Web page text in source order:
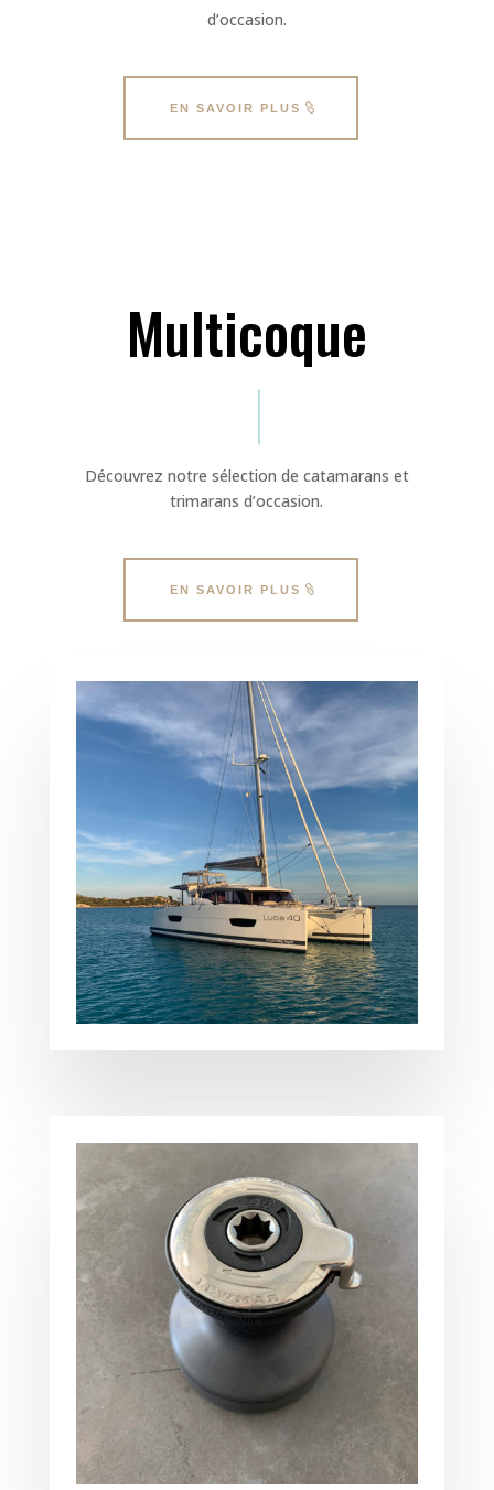
d’occasion.
EN SAVOIR PLUS
Multicoque
Découvrez notre sélection de catamarans et
trimarans d’occasion.
EN SAVOIR PLUS